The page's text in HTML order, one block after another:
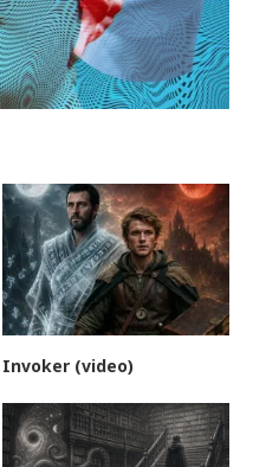
Invoker (video)